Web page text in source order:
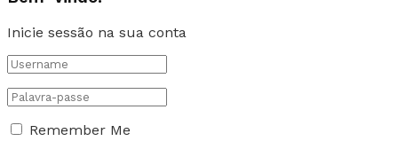
Inicie sessão na sua conta
Remember Me